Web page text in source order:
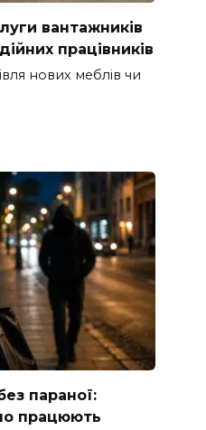
вантажників
працівників
нових меблів чи
параної:
працюють